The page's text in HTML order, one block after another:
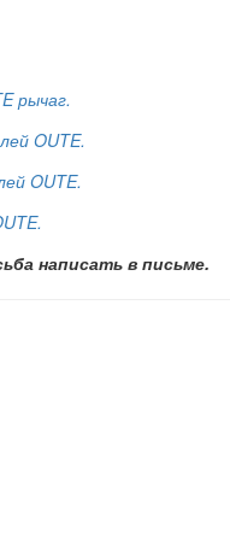
рычаг.
OUTE.
OUTE.
написать в письме.